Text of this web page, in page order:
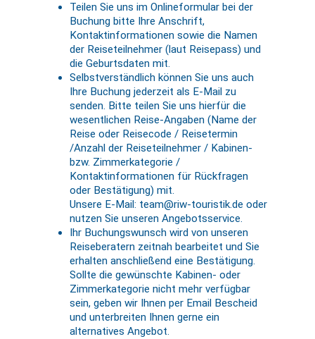
Teilen Sie uns im Onlineformular bei der
Buchung bitte Ihre Anschrift,
Kontaktinformationen sowie die Namen
der Reiseteilnehmer (laut Reisepass) und
die Geburtsdaten mit.
Selbstverständlich können Sie uns auch
Ihre Buchung jederzeit als E-Mail zu
senden. Bitte teilen Sie uns hierfür die
wesentlichen Reise-Angaben (Name der
Reise oder Reisecode / Reisetermin
/Anzahl der Reiseteilnehmer / Kabinen-
bzw. Zimmerkategorie /
Kontaktinformationen für Rückfragen
oder Bestätigung) mit.
Unsere E-Mail: team@riw-touristik.de oder
nutzen Sie unseren Angebotsservice.
Ihr Buchungswunsch wird von unseren
Reiseberatern zeitnah bearbeitet und Sie
erhalten anschließend eine Bestätigung.
Sollte die gewünschte Kabinen- oder
Zimmerkategorie nicht mehr verfügbar
sein, geben wir Ihnen per Email Bescheid
und unterbreiten Ihnen gerne ein
alternatives Angebot.